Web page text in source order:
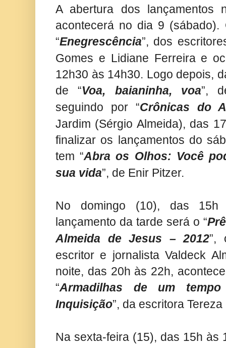
A abertura dos lançamentos
acontecerá no dia 9
“Enegrescência”, dos
Gomes e Lidiane Ferreira e
12h30 às 14h30. Logo depois,
de “Voa, baianinha, voa”,
seguindo por “Crônicas do
Jardim (Sérgio Almeida), das
finalizar os lançamentos do
tem “Abra os Olhos: Você
sua vida”, de Enir Pitzer.
No domingo (10), das
lançamento da tarde será o “
Almeida de Jesus – 2012”,
escritor e jornalista Valdeck
noite, das 20h às 22h,
“Armadilhas de um
Inquisição”, da escritora
Na sexta-feira (15), das 15h às